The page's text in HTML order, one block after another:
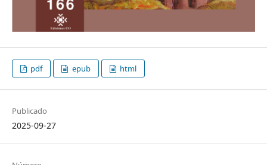
pdf epub html
Publicado
2025-09-27